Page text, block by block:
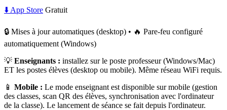
⬇️ App Store Gratuit
🔒 Mises à jour automatiques (desktop) • 🔥 Pare-feu configuré
automatiquement (Windows)
💡 Enseignants : installez sur le poste professeur (Windows/Mac)
ET les postes élèves (desktop ou mobile). Même réseau WiFi requis.
📱 Mobile : Le mode enseignant est disponible sur mobile (gestion
des classes, scan QR des élèves, synchronisation avec l'ordinateur
de la classe). Le lancement de séance se fait depuis l'ordinateur.